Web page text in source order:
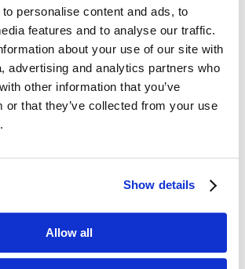
personalise content and ads, to
features and to analyse our traffic.
about your use of our site with
advertising and analytics partners who
other information that you’ve
or that they’ve collected from your use
Show details
Allow all
Sophistication
komunikacji w oparciu
Market Sophisticationmoże zostać